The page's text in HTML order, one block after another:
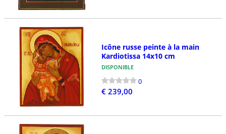
Icône russe peinte à la main
Kardiotissa 14x10 cm
DISPONIBLE
0
€ 239,00